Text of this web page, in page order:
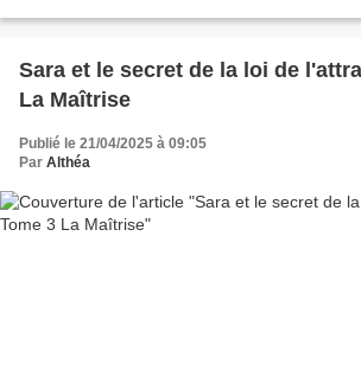
Sara et le secret de la loi de
La Maîtrise
Publié le 21/04/2025 à 09:05
Par Althéa